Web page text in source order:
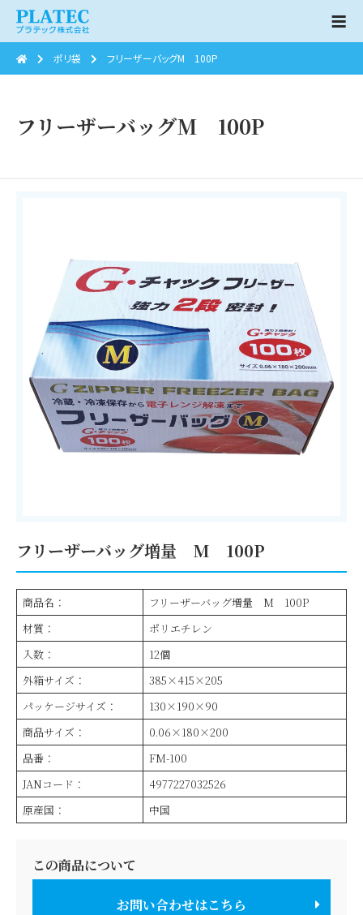
ポリ袋 フリーザーバッグM 100P
フリーザーバッグM 100P
フリーザーバッグ増量 M 100P
商品名：
フリーザーバッグ増量 M 100P
材質：
ポリエチレン
入数：
12個
外箱サイズ：
385×415×205
パッケージサイズ：
130×190×90
商品サイズ：
0.06×180×200
品番：
FM-100
JANコード：
4977227032526
原産国：
中国
この商品について
お問い合わせはこちら